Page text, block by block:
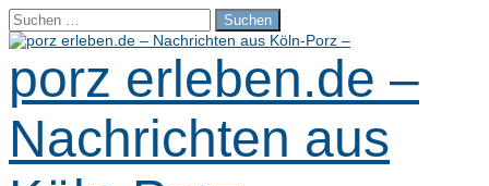
Suchen
nach:
porz erleben.de –
Nachrichten aus